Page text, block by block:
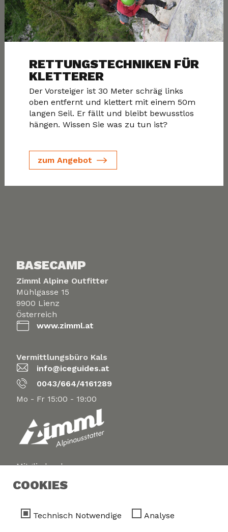
RETTUNGSTECHNIKEN FÜR
KLETTERER
Der Vorsteiger ist 30 Meter schräg links
oben entfernt und klettert mit einem 50m
langen Seil. Er fällt und bleibt bewusstlos
hängen. Wissen Sie was zu tun ist?
zum Angebot
BASECAMP
Zimml Alpine Outfitter
Mühlgasse 15
9900 Lienz
Österreich
www.zimml.at
Vermittlungsbüro Kals
info@iceguides.at
0043/664/4161289
Mo - Fr 15:00 - 19:00
Mitglieder der
COOKIES
Technisch Notwendige Analyse